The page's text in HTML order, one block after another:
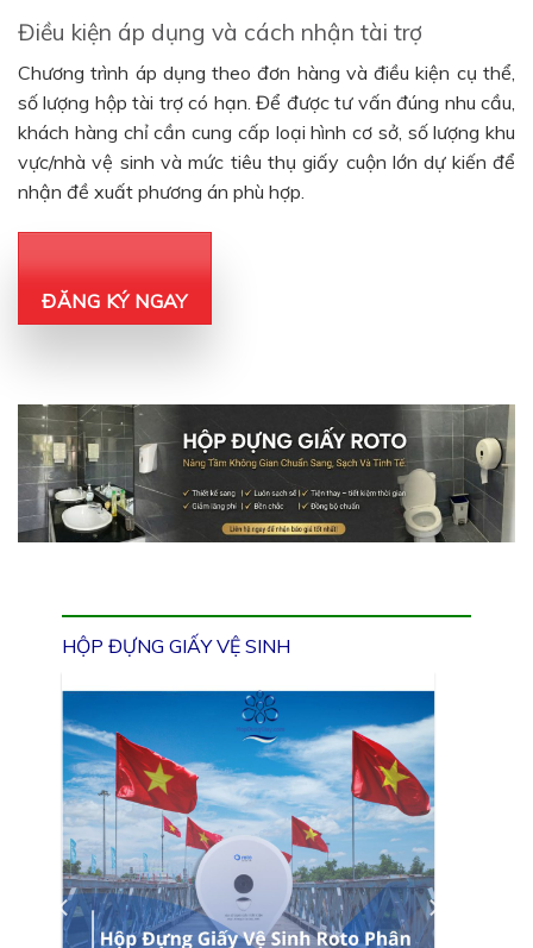
Điều kiện áp dụng và cách nhận tài trợ
Chương trình áp dụng theo đơn hàng và điều kiện cụ thể,
số lượng hộp tài trợ có hạn. Để được tư vấn đúng nhu cầu,
khách hàng chỉ cần cung cấp loại hình cơ sở, số lượng khu
vực/nhà vệ sinh và mức tiêu thụ giấy cuộn lớn dự kiến để
nhận đề xuất phương án phù hợp.
ĐĂNG KÝ NGAY
HỘP ĐỰNG GIẤY VỆ SINH